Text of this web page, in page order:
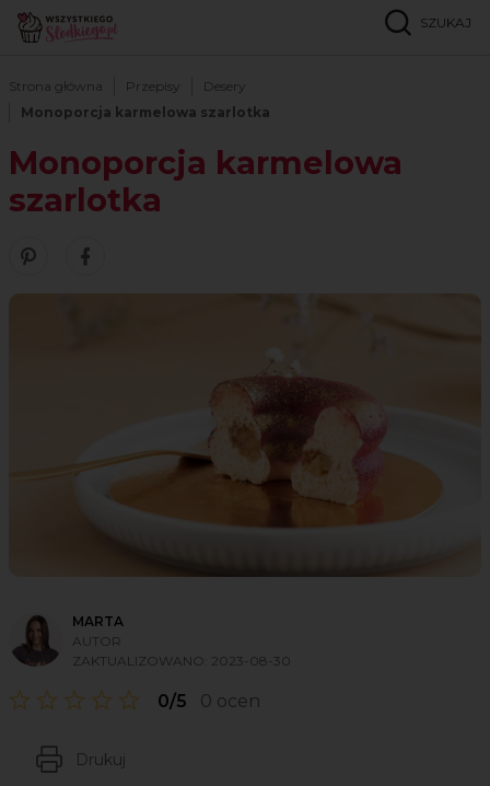
SZUKAJ
Strona główna Przepisy
Desery
Monoporcja karmelowa szarlotka
Monoporcja karmelowa
szarlotka
Zobacz nasze piny w serwisie Pinterest
Udostępnij ten przepis w serwisie Facebook
MARTA
AUTOR
ZAKTUALIZOWANO: 2023-08-30
0/5 0 ocen
Drukuj